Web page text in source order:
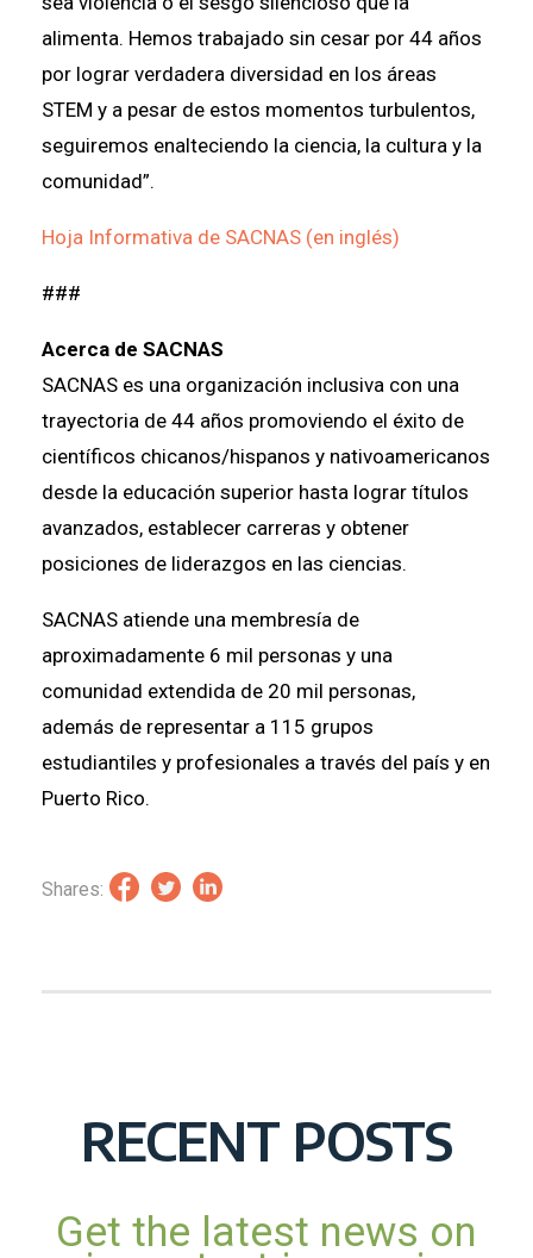
alimenta. Hemos trabajado sin cesar por 44 años
por lograr verdadera diversidad en los áreas
STEM y a pesar de estos momentos turbulentos,
seguiremos enalteciendo la ciencia, la cultura y la
comunidad”.
Hoja Informativa de SACNAS (en inglés)
###
Acerca de SACNAS
SACNAS es una organización inclusiva con una
trayectoria de 44 años promoviendo el éxito de
científicos chicanos/hispanos y nativoamericanos
desde la educación superior hasta lograr títulos
avanzados, establecer carreras y obtener
posiciones de liderazgos en las ciencias.
SACNAS atiende una membresía de
aproximadamente 6 mil personas y una
comunidad extendida de 20 mil personas,
además de representar a 115 grupos
estudiantiles y profesionales a través del país y en
Puerto Rico.
Shares:
RECENT POSTS
Get the latest news on